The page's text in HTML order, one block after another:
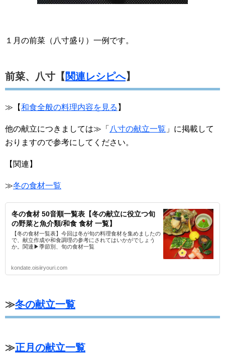
１月の前菜（八寸盛り）一例です。
前菜、八寸【 関連レシピへ】
≫【和食全般の料理内容を見る 】
他の献立につきましては≫「 八寸の献立一覧 」に掲載して
おりますので参考にしてください。
【関連】
≫冬の食材一覧
冬の食材 50音順一覧表【冬の献立に役立つ旬
の野菜と魚介類/和食 食材 一覧】
【冬の食材一覧表】今回は冬が旬の料理食材を集めましたの
で、献立作成や和食調理の参考にされてはいかがでしょう
か。関連▶季節別、旬の食材一覧
kondate.oisiiryouri.com
≫冬の献立一覧
≫正月の献立一覧